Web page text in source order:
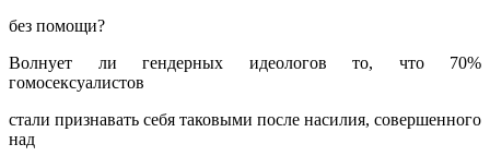
без помощи?
Волнует ли гендерных идеологов то, что 70%
гомосексуалистов
стали признавать себя таковыми после насилия, совершенного
над